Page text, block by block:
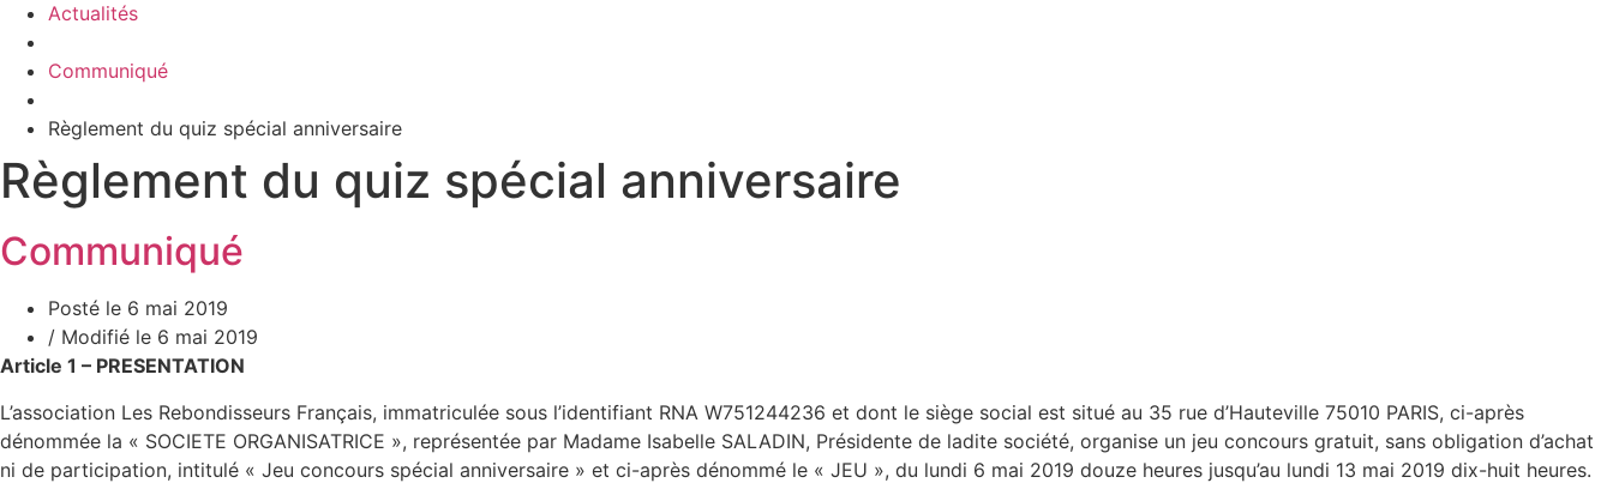
Actualités
Communiqué
Règlement du quiz spécial anniversaire
Règlement du quiz spécial anniversaire
Communiqué
Posté le 6 mai 2019
/ Modifié le 6 mai 2019
Article 1 – PRESENTATION
L’association Les Rebondisseurs Français, immatriculée sous l’identifiant RNA W751244236 et dont le siège social est situé au 35 rue d’Hauteville 75010 PARIS, ci-après
dénommée la « SOCIETE ORGANISATRICE », représentée par Madame Isabelle SALADIN, Présidente de ladite société, organise un jeu concours gratuit, sans obligation d’achat
ni de participation, intitulé « Jeu concours spécial anniversaire » et ci-après dénommé le « JEU », du lundi 6 mai 2019 douze heures jusqu’au lundi 13 mai 2019 dix-huit heures.